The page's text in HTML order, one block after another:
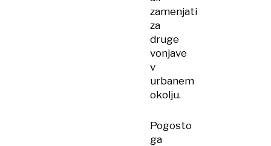
zamenjati
za
druge
vonjave
v
urbanem
okolju.
Pogosto
ga